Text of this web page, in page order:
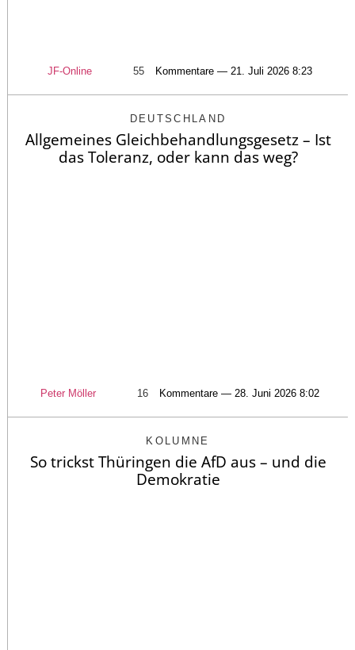
JF-Online 55 Kommentare — 21. Juli 2026 8:23
DEUTSCHLAND
Allgemeines Gleichbehandlungsgesetz – Ist
das Toleranz, oder kann das weg?
Peter Möller 16 Kommentare — 28. Juni 2026 8:02
KOLUMNE
So trickst Thüringen die AfD aus – und die
Demokratie